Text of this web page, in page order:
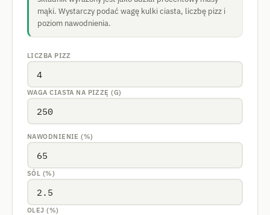
mąki. Wystarczy podać wagę kulki ciasta, liczbę pizz i
poziom nawodnienia.
LICZBA PIZZ
WAGA CIASTA NA PIZZĘ (G)
NAWODNIENIE (%)
SÓL (%)
OLEJ (%)